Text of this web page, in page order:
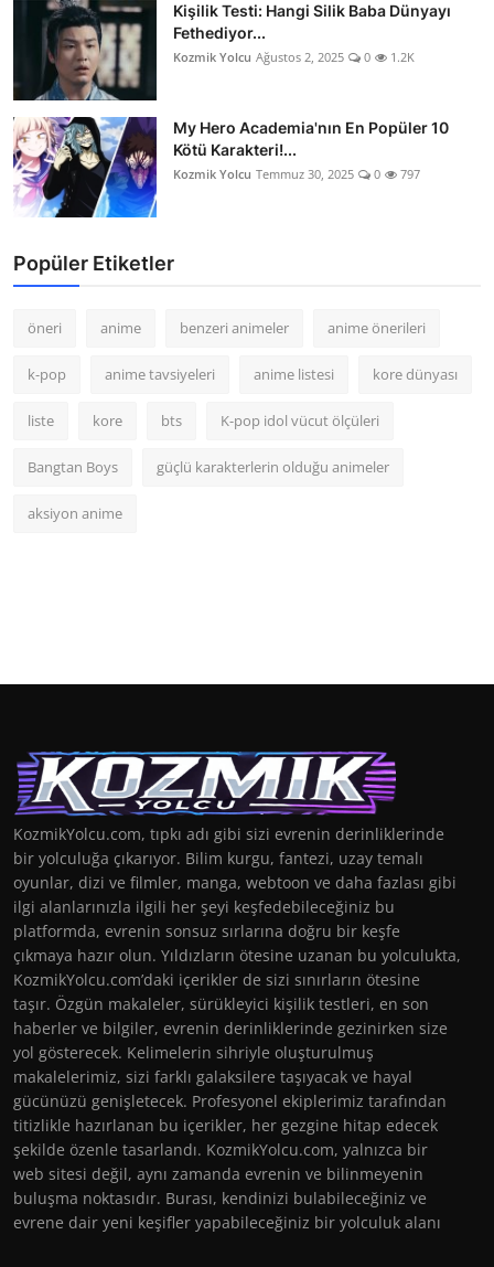
Kişilik Testi: Hangi Silik Baba Dünyayı
Fethediyor...
Kozmik Yolcu Ağustos 2, 2025 0 1.2K
My Hero Academia'nın En Popüler 10
Kötü Karakteri!...
Kozmik Yolcu Temmuz 30, 2025 0 797
Popüler Etiketler
öneri anime benzeri animeler anime önerileri
k-pop anime tavsiyeleri anime listesi kore dünyası
liste kore bts K-pop idol vücut ölçüleri
Bangtan Boys güçlü karakterlerin olduğu animeler
aksiyon anime
KozmikYolcu.com, tıpkı adı gibi sizi evrenin derinliklerinde
bir yolculuğa çıkarıyor. Bilim kurgu, fantezi, uzay temalı
oyunlar, dizi ve filmler, manga, webtoon ve daha fazlası gibi
ilgi alanlarınızla ilgili her şeyi keşfedebileceğiniz bu
platformda, evrenin sonsuz sırlarına doğru bir keşfe
çıkmaya hazır olun. Yıldızların ötesine uzanan bu yolculukta,
KozmikYolcu.com’daki içerikler de sizi sınırların ötesine
taşır. Özgün makaleler, sürükleyici kişilik testleri, en son
haberler ve bilgiler, evrenin derinliklerinde gezinirken size
yol gösterecek. Kelimelerin sihriyle oluşturulmuş
makalelerimiz, sizi farklı galaksilere taşıyacak ve hayal
gücünüzü genişletecek. Profesyonel ekiplerimiz tarafından
titizlikle hazırlanan bu içerikler, her gezgine hitap edecek
şekilde özenle tasarlandı. KozmikYolcu.com, yalnızca bir
web sitesi değil, aynı zamanda evrenin ve bilinmeyenin
buluşma noktasıdır. Burası, kendinizi bulabileceğiniz ve
evrene dair yeni keşifler yapabileceğiniz bir yolculuk alanı